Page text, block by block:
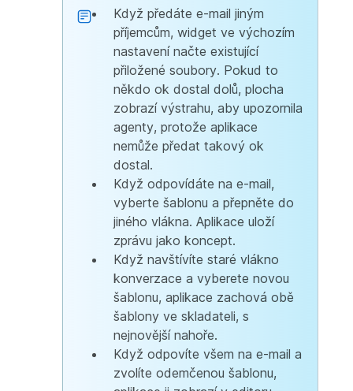
Když předáte e-mail jiným
příjemcům, widget ve výchozím
nastavení načte existující
přiložené soubory. Pokud to
někdo ok dostal dolů, plocha
zobrazí výstrahu, aby upozornila
agenty, protože aplikace
nemůže předat takový ok
dostal.
Když odpovídáte na e-mail,
vyberte šablonu a přepněte do
jiného vlákna. Aplikace uloží
zprávu jako koncept.
Když navštívíte staré vlákno
konverzace a vyberete novou
šablonu, aplikace zachová obě
šablony ve skladateli, s
nejnovější nahoře.
Když odpovíte všem na e-mail a
zvolíte odemčenou šablonu,